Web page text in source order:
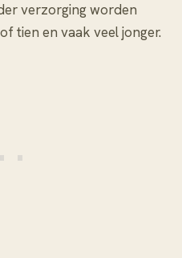
verzorging worden
tien en vaak veel jonger.